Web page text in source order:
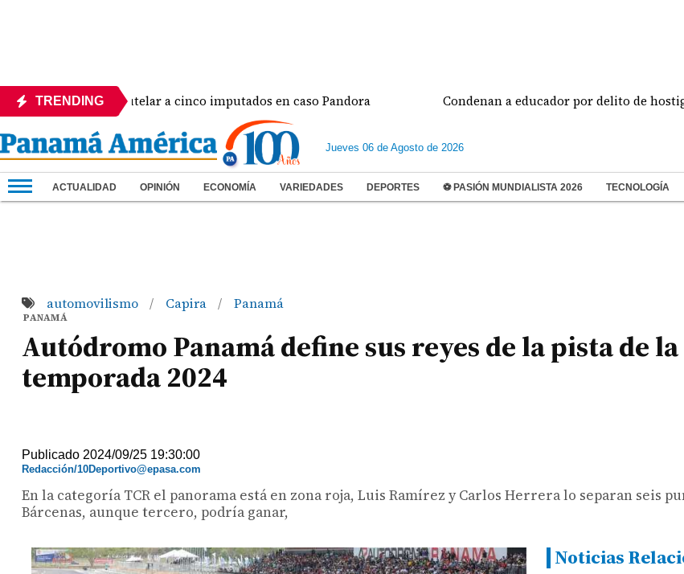
TRENDING
de medida cautelar a cinco imputados en caso Pandora Condenan a educador por delito de
Jueves 06 de Agosto de 2026
ACTUALIDAD OPINIÓN ECONOMÍA VARIEDADES DEPORTES ⚽ PASIÓN MUNDIALISTA 2026 TECNOLOGÍA
automovilismo / Capira / Panamá
PANAMÁ
Autódromo Panamá define sus reyes de la pista de la
temporada 2024
Publicado 2024/09/25 19:30:00
Redacción/10Deportivo@epasa.com
En la categoría TCR el panorama está en zona roja, Luis Ramírez y Carlos Herrera lo separan seis
Bárcenas, aunque tercero, podría ganar,
Noticias